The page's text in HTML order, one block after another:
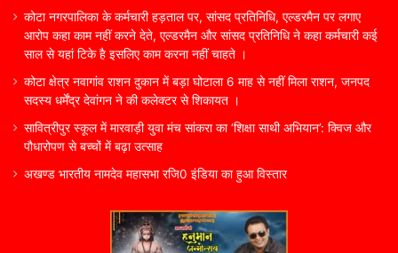
कोटा नगरपालिका के कर्मचारी हड़ताल पर, सांसद प्रतिनिधि, एल्डरमैन पर लगाए
आरोप कहा काम नहीं करने देते, एल्डरमैन और सांसद प्रतिनिधि ने कहा कर्मचारी कई
साल से यहां टिके है इसलिए काम करना नहीं चाहते ।
कोटा क्षेत्र नवागांव राशन दुकान में बड़ा घोटाला 6 माह से नहीं मिला राशन, जनपद
सदस्य धर्मेंद्र देवांगन ने की कलेक्टर से शिकायत ।
सावित्रीपुर स्कूल में मारवाड़ी युवा मंच सांकरा का ‘शिक्षा साथी अभियान’: क्विज और
पौधारोपण से बच्चों में बढ़ा उत्साह
अखण्ड भारतीय नामदेव महासभा रजि0 इंडिया का हुआ विस्तार